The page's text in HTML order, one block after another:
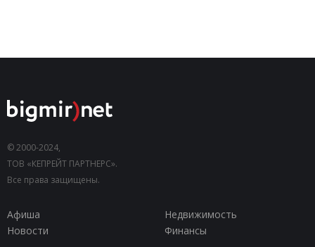
© 2000-2024,
ТОВ «КЕПРЕЙТ ПАРТНЕРС».
Все права защищены.
Афиша
Недвижимость
Новости
Финансы